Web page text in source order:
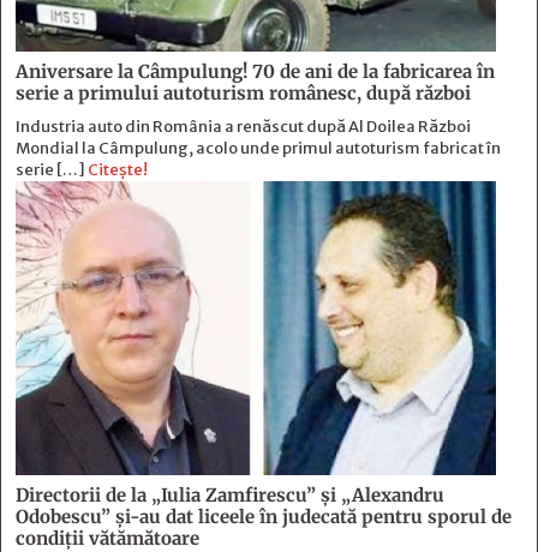
Aniversare la Câmpulung! 70 de ani de la fabricarea în
serie a primului autoturism românesc, după război
Industria auto din România a renăscut după Al Doilea Război
Mondial la Câmpulung, acolo unde primul autoturism fabricat în
serie […] Citește!
Directorii de la „Iulia Zamfirescu” și „Alexandru
Odobescu” și-au dat liceele în judecată pentru sporul de
condiții vătămătoare